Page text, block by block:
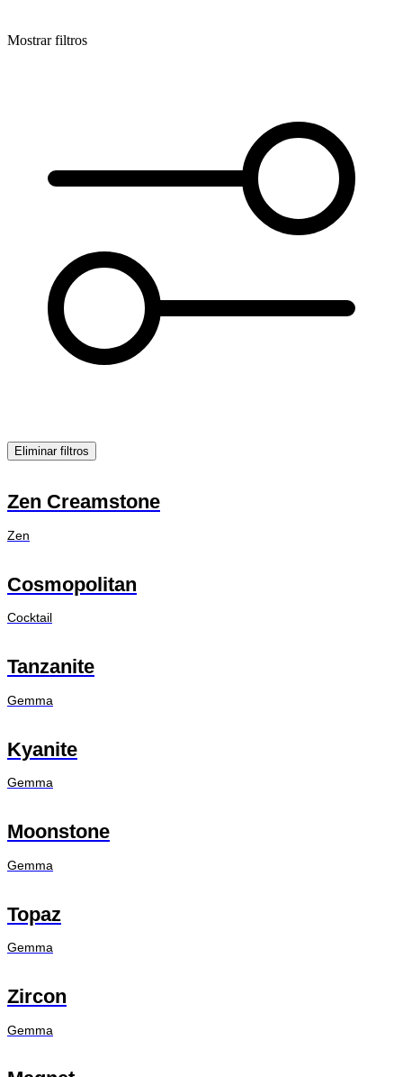
Mostrar filtros
Eliminar filtros
Zen Creamstone
Zen
Cosmopolitan
Cocktail
Tanzanite
Gemma
Kyanite
Gemma
Moonstone
Gemma
Topaz
Gemma
Zircon
Gemma